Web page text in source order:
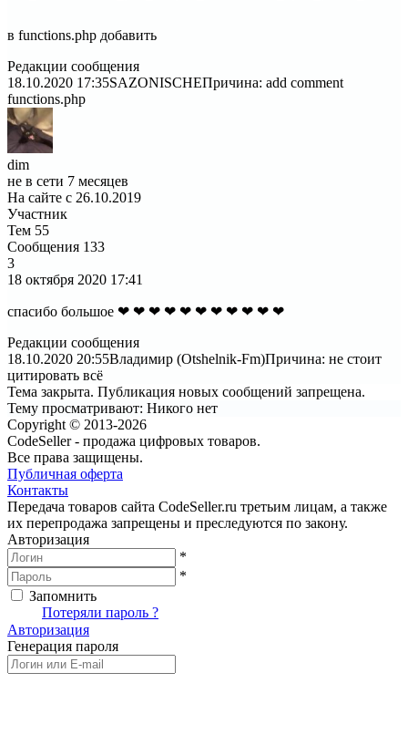
в functions.php добавить
Редакции сообщения
18.10.2020 17:35SAZONISCHEПричина: add comment
functions.php
dim
не в сети 7 месяцев
На сайте с 26.10.2019
Участник
Тем 55
Сообщения 133
3
18 октября 2020 17:41
спасибо большое ❤ ❤ ❤ ❤ ❤ ❤ ❤ ❤ ❤ ❤ ❤
Редакции сообщения
18.10.2020 20:55Владимир (Otshelnik-Fm)Причина: не стоит
цитировать всё
Тема закрыта. Публикация новых сообщений запрещена.
Тему просматривают: Никого нет
Copyright © 2013-2026
CodeSeller - продажа цифровых товаров.
Все права защищены.
Публичная оферта
Контакты
Передача товаров сайта CodeSeller.ru третьим лицам, а также
их перепродажа запрещены и преследуются по закону.
Авторизация
*
*
Запомнить
Потеряли пароль ?
Авторизация
Генерация пароля